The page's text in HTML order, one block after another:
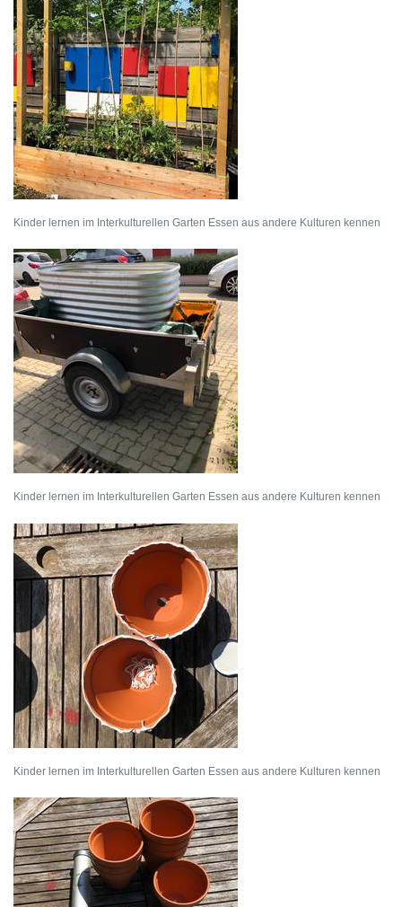
Kinder lernen im Interkulturellen Garten Essen aus andere Kulturen kennen
Kinder lernen im Interkulturellen Garten Essen aus andere Kulturen kennen
Kinder lernen im Interkulturellen Garten Essen aus andere Kulturen kennen